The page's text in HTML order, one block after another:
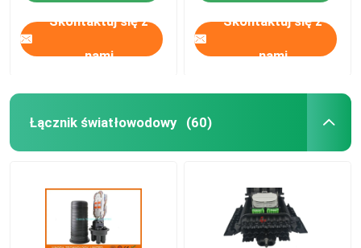
Skontaktuj się z
nami
Skontaktuj się z
nami
Łącznik światłowodowy (60)